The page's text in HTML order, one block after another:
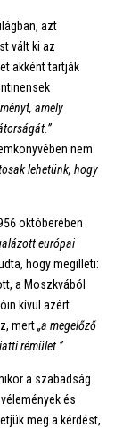
azt
vált ki az
akként tartják
amely
nem
lehetünk, hogy
októberében
európai
hogy megilleti:
a Moszkvából
kívül azért
mert„a megelőző
rémület.”
a szabadság
és
meg a kérdést,